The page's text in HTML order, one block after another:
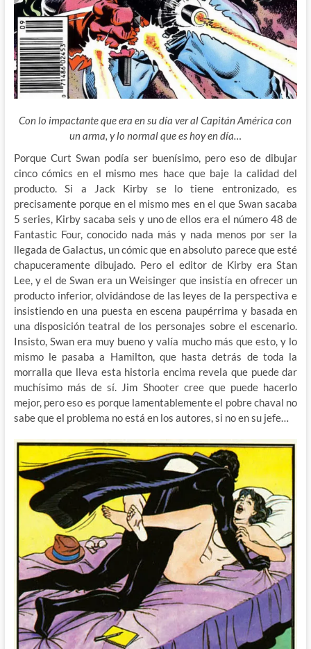
Con lo impactante que era en su día ver al Capitán América con
un arma, y lo normal que es hoy en día…
Porque Curt Swan podía ser buenísimo, pero eso de dibujar
cinco cómics en el mismo mes hace que baje la calidad del
producto. Si a Jack Kirby se lo tiene entronizado, es
precisamente porque en el mismo mes en el que Swan sacaba
5 series, Kirby sacaba seis y uno de ellos era el número 48 de
Fantastic Four, conocido nada más y nada menos por ser la
llegada de Galactus, un cómic que en absoluto parece que esté
chapuceramente dibujado. Pero el editor de Kirby era Stan
Lee, y el de Swan era un Weisinger que insistía en ofrecer un
producto inferior, olvidándose de las leyes de la perspectiva e
insistiendo en una puesta en escena paupérrima y basada en
una disposición teatral de los personajes sobre el escenario.
Insisto, Swan era muy bueno y valía mucho más que esto, y lo
mismo le pasaba a Hamilton, que hasta detrás de toda la
morralla que lleva esta historia encima revela que puede dar
muchísimo más de sí. Jim Shooter cree que puede hacerlo
mejor, pero eso es porque lamentablemente el pobre chaval no
sabe que el problema no está en los autores, si no en su jefe…